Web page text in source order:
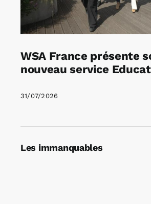
WSA France présente
nouveau service
31/07/2026
Les immanquables